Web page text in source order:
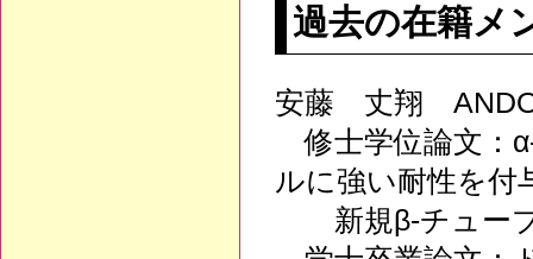
過去の在籍メ
安藤 丈翔 ANDO,
修士学位論文：
ルに強い耐性を付
新規β-チュー